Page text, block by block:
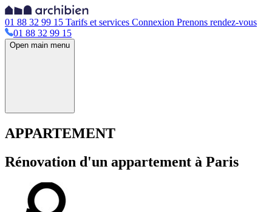
01 88 32 99 15 Tarifs et services Connexion Prenons rendez-vous
01 88 32 99 15
Open main menu
APPARTEMENT
Rénovation d'un appartement à Paris